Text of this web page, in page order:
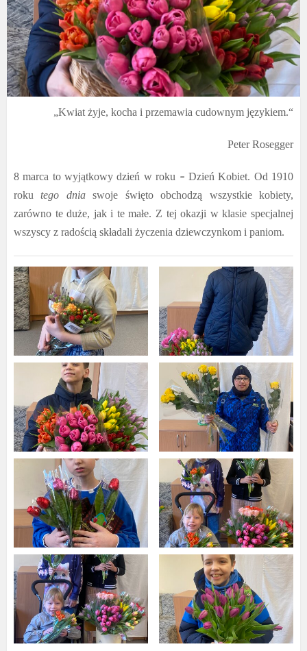
„Kwiat żyje, kocha i przemawia cudownym językiem.“
Peter Rosegger
8 marca to wyjątkowy dzień w roku – Dzień Kobiet. Od 1910
roku tego dniaswoje święto obchodzą wszystkie kobiety,
zarówno te duże, jak i te małe. Z tej okazji w klasie specjalnej
wszyscy z radością składali życzenia dziewczynkom i paniom.